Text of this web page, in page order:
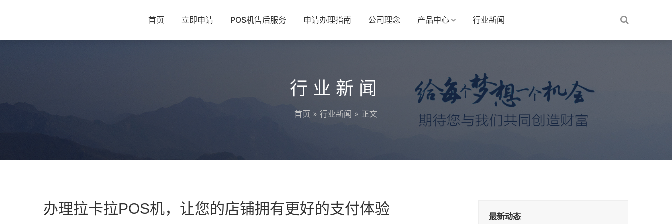
首页 立即申请 POS机售后服务 申请办理指南 公司理念 产品中心 行业新闻
行业新闻
首页 » 行业新闻 » 正文
办理拉卡拉POS机，让您的店铺拥有更好的支付体验 最新动态